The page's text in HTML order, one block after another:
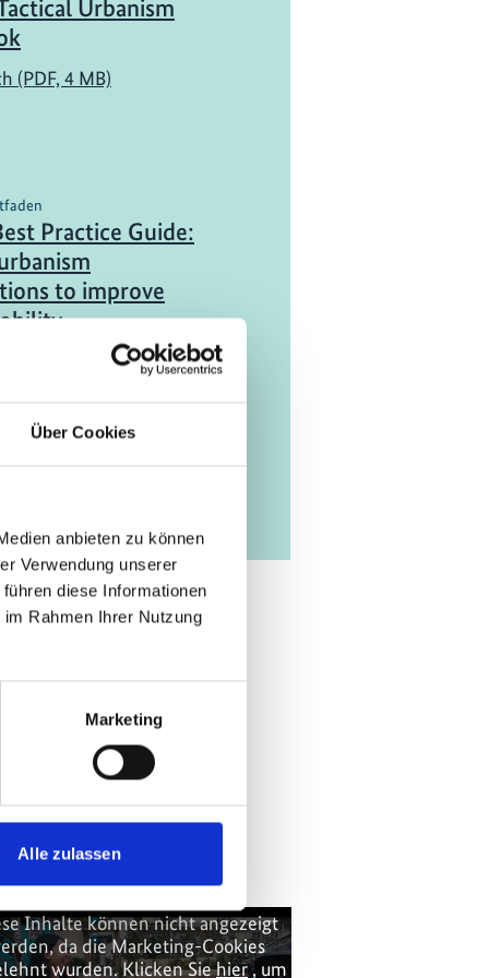
Über Cookies
anbieten zu können
Verwendung unserer
diese Informationen
Rahmen Ihrer Nutzung
Marketing
Alle zulassen
Urbanism
(PDF, 4 MB)
Practice Guide:
to improve
Inhalte können nicht angezeigt
da die Marketing-Cookies
wurden. Klicken Siehier, um